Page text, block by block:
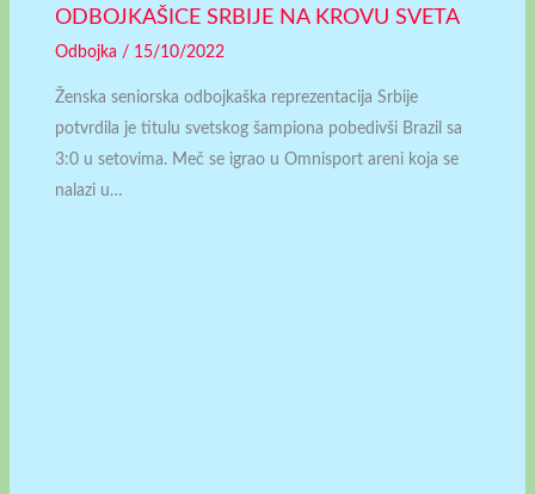
ODBOJKAŠICE SRBIJE NA KROVU SVETA
Odbojka / 15/10/2022
Ženska seniorska odbojkaška reprezentacija Srbije
potvrdila je titulu svetskog šampiona pobedivši Brazil sa
3:0 u setovima. Meč se igrao u Omnisport areni koja se
nalazi u…